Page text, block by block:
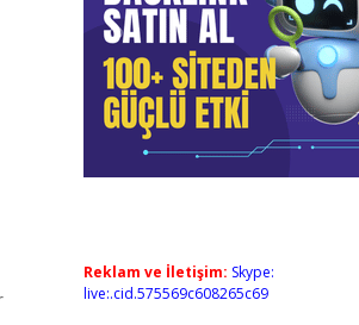
Reklam ve İletişim: Skype:
live:.cid.575569c608265c69